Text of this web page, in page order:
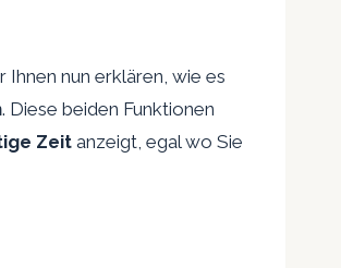
nun erklären, wie es
. Diese beiden Funktionen
Zeit anzeigt, egal wo Sie